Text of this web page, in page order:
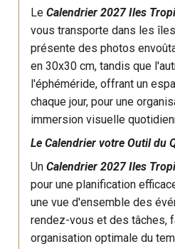
LeCalendrier 2027 Iles
vous transporte dans les
présente des photos
en 30x30 cm, tandis que
l'éphéméride, offrant un
chaque jour, pour une
immersion visuelle
Le Calendrier votre Outil du
UnCalendrier 2027 Iles
pour une planification
une vue d'ensemble des
rendez-vous et des tâches,
organisation optimale du